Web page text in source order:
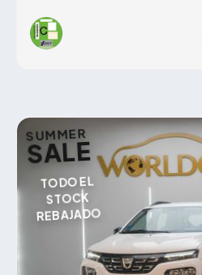
SUMMER
SALE
TODO EL
STOCK
REBAJADO